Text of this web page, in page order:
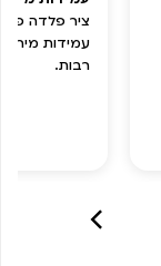
ציר פלדה
עמידות
רבות.